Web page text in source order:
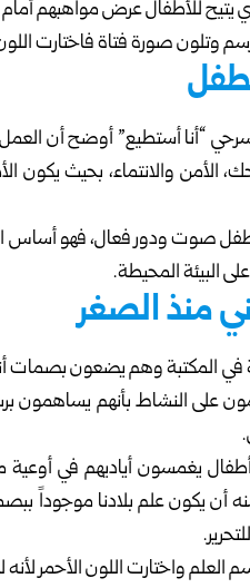
يتيح للأطفال عرض مواهبهم أمام
“أنا أستطيع” أوضح أن
الأمن والانتماء، بحيث
صوت ودور فعال، فهو أساس
البيئة المحيطة.
منذ الصغر
في المكتبة وهم يضعون بصمات
على النشاط بأنهم يساهمون
يغمسون أياديهم في أوعية
يكون علم بلادنا موجوداً